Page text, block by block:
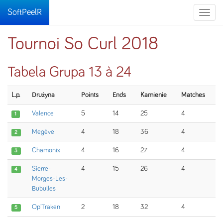
Toggle
SoftPeelR
Tournoi So Curl 2018
Tabela Grupa 13 à 24
L.p. Drużyna Points Ends Kamienie Matches
1 Valence 5 14 25 4
2 Megève 4 18 36 4
3 Chamonix 4 16 27 4
4
Sierre-
Morges-Les-
Bubulles
4 15 26 4
5 Op'Traken 2 18 32 4